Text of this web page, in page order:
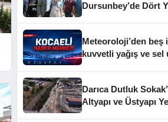
Dursunbey’de Dört
Meteoroloji’den beş
kuvvetli yağış ve sel
Darıca Dutluk
Altyapı ve Üstyapı